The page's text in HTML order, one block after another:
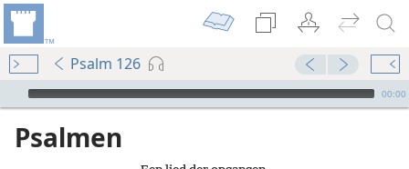
Psalm 126
Audio Player
00:00
Psalmen